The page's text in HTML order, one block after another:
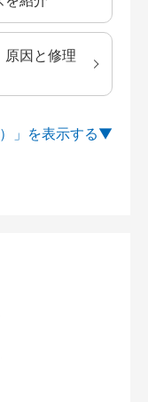
原因と修理
」を